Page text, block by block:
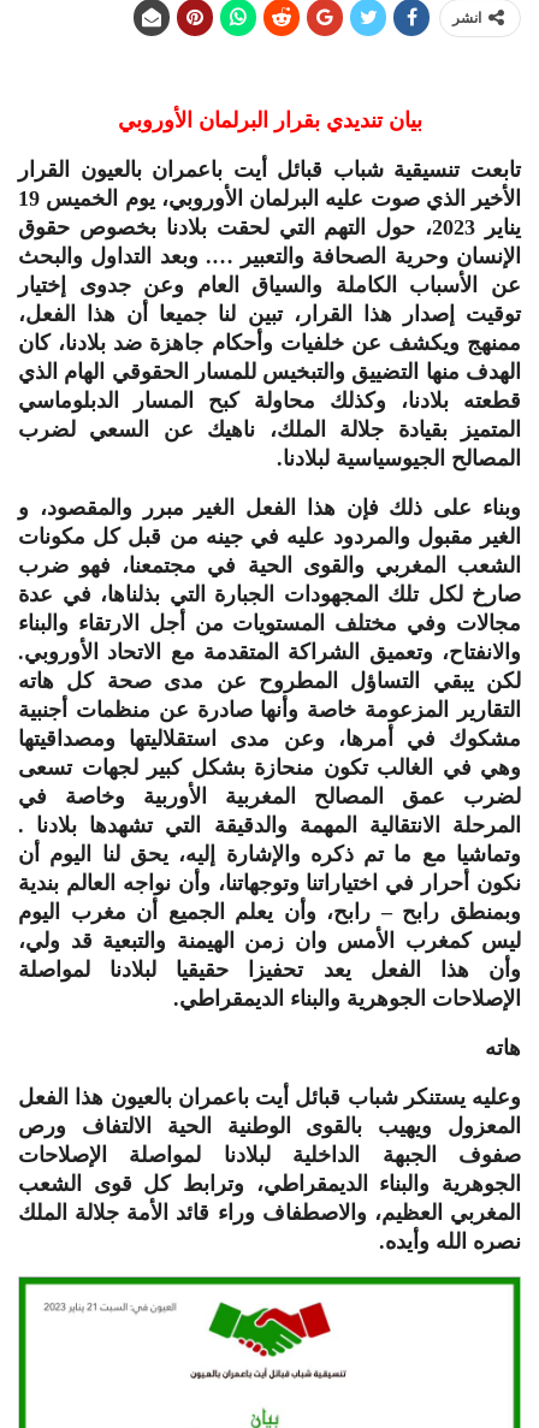
انشر
بيان تنديدي بقرار البرلمان الأوروبي
تابعت تنسيقية شباب قبائل أيت باعمران بالعيون القرار
الأخير الذي صوت عليه البرلمان الأوروبي، يوم الخميس 19
يناير 2023، حول التهم التي لحقت بلادنا بخصوص حقوق
الإنسان وحرية الصحافة والتعبير …. وبعد التداول والبحث
عن الأسباب الكاملة والسياق العام وعن جدوى إختيار
توقيت إصدار هذا القرار، تبين لنا جميعا أن هذا الفعل،
ممنهج ويكشف عن خلفيات وأحكام جاهزة ضد بلادنا، كان
الهدف منها التضييق والتبخيس للمسار الحقوقي الهام الذي
قطعته بلادنا، وكذلك محاولة كبح المسار الدبلوماسي
المتميز بقيادة جلالة الملك، ناهيك عن السعي لضرب
المصالح الجيوسياسية لبلادنا.
وبناء على ذلك فإن هذا الفعل الغير مبرر والمقصود، و
الغير مقبول والمردود عليه في جينه من قبل كل مكونات
الشعب المغربي والقوى الحية في مجتمعنا، فهو ضرب
صارخ لكل تلك المجهودات الجبارة التي بذلناها، في عدة
مجالات وفي مختلف المستويات من أجل الارتقاء والبناء
والانفتاح، وتعميق الشراكة المتقدمة مع الاتحاد الأوروبي.
لكن يبقي التساؤل المطروح عن مدى صحة كل هاته
التقارير المزعومة خاصة وأنها صادرة عن منظمات أجنبية
مشكوك في أمرها، وعن مدى استقلاليتها ومصداقيتها
وهي في الغالب تكون منحازة بشكل كبير لجهات تسعى
لضرب عمق المصالح المغربية الأوربية وخاصة في
المرحلة الانتقالية المهمة والدقيقة التي تشهدها بلادنا .
وتماشيا مع ما تم ذكره والإشارة إليه، يحق لنا اليوم أن
نكون أحرار في اختیاراتنا وتوجهاتنا، وأن نواجه العالم بندية
وبمنطق رابح – رابح، وأن يعلم الجميع أن مغرب اليوم
ليس كمغرب الأمس وان زمن الهيمنة والتبعية قد ولي،
وأن هذا الفعل يعد تحفيزا حقيقيا لبلادنا لمواصلة
الإصلاحات الجوهرية والبناء الديمقراطي.
هاته
وعليه يستنكر شباب قبائل أيت باعمران بالعيون هذا الفعل
المعزول ويهيب بالقوى الوطنية الحية الالتفاف ورص
صفوف الجبهة الداخلية لبلادنا لمواصلة الإصلاحات
الجوهرية والبناء الديمقراطي، وترابط كل قوى الشعب
المغربي العظيم، والاصطفاف وراء قائد الأمة جلالة الملك
نصره الله وأيده.